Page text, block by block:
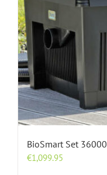
BioSmart Set 36000
€1,099.95